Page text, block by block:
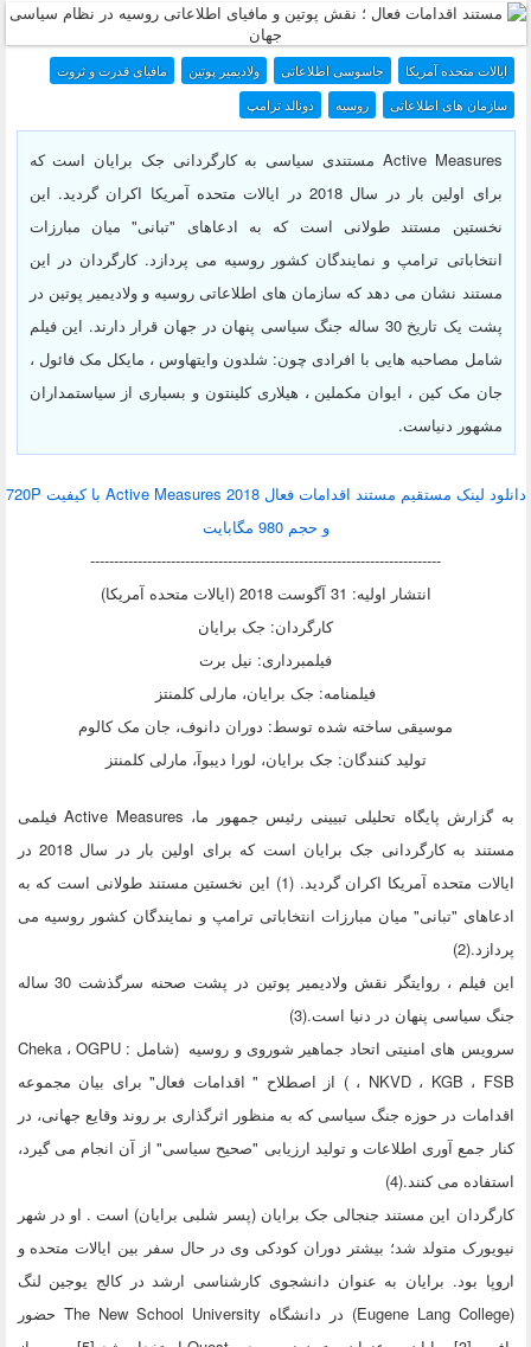
ایالات متحده آمریکا جاسوسی اطلاعاتی ولادیمیر پوتین
مافیای قدرت و ثروت
دونالد ترامپ
روسیه سازمان های اطلاعاتی
Active Measures مستندی سیاسی به کارگردانی جک برایان است که
برای اولین بار در سال 2018 در ایالات متحده آمریکا اکران گردید. این
نخستین مستند طولانی است که به ادعاهای "تبانی" میان مبارزات
انتخاباتی ترامپ و نمایندگان کشور روسیه می پردازد. کارگردان در این
مستند نشان می دهد که سازمان های اطلاعاتی روسیه و ولادیمیر پوتین در
پشت یک تاریخ 30 ساله جنگ سیاسی پنهان در جهان قرار دارند. این فیلم
شامل مصاحبه هایی با افرادی چون: شلدون وایتهاوس ، مایکل مک فائول ،
جان مک کین ، ایوان مکملین ، هیلاری کلینتون و بسیاری از سیاستمداران
مشهور دنیاست.
دانلود لینک مستقیم مستند اقدامات فعال Active Measures 2018 با کیفیت 720P
و حجم 980 مگابایت
--------------------------------------------------------------------------
انتشار اولیه: 31 آگوست 2018 (ایالات متحده آمریکا)
کارگردان: جک برایان
فیلمبرداری: نیل برت
فیلمنامه: جک برایان، مارلی کلمنتز
موسیقی ساخته شده توسط: دوران دانوف، جان مک کالوم
تولید کنندگان: جک برایان، لورا دیبوآ، مارلی کلمنتز
به گزارش پایگاه تحلیلی تبیینی رئیس جمهور ما، Active Measures فیلمی
مستند به کارگردانی جک برایان است که برای اولین بار در سال 2018 در
ایالات متحده آمریکا اکران گردید. (1) این نخستین مستند طولانی است که به
ادعاهای "تبانی" میان مبارزات انتخاباتی ترامپ و نمایندگان کشور روسیه می
پردازد.(2)
این فیلم ، روایتگر نقش ولادیمیر پوتین در پشت صحنه سرگذشت 30 ساله
جنگ سیاسی پنهان در دنیا است.(3)
سرویس های امنیتی اتحاد جماهیر شوروی و روسیه (شامل : Cheka ، OGPU
، NKVD ، KGB ، FSB ) از اصطلاح " اقدامات فعال" برای بیان مجموعه
اقدامات در حوزه جنگ سیاسی که به منظور اثرگذاری بر روند وقایع جهانی، در
کنار جمع آوری اطلاعات و تولید ارزیابی "صحیح سیاسی" از آن انجام می گیرد،
استفاده می کنند.(4)
کارگردان این مستند جنجالی جک برایان (پسر شلبی برایان) است . او در شهر
نیویورک متولد شد؛ بیشتر دوران كودكی وی در حال سفر بین ایالات متحده و
اروپا بود. برایان به عنوان دانشجوی کارشناسی ارشد در کالج یوجین لنگ
(Eugene Lang College) در دانشگاه The New School University حضور